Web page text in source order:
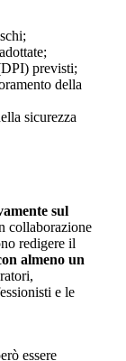
previsti;
della
sicurezza
sul
collaborazione
redigere il
almeno un
e le
essere